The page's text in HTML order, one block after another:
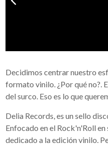
Decidimos centrar nuestro
formato vinilo. ¿Por qué no?.
del surco. Eso es lo que
Delia Records, es un sello
Enfocado en el Rock'n'Roll
dedicado a la edición vinilo.